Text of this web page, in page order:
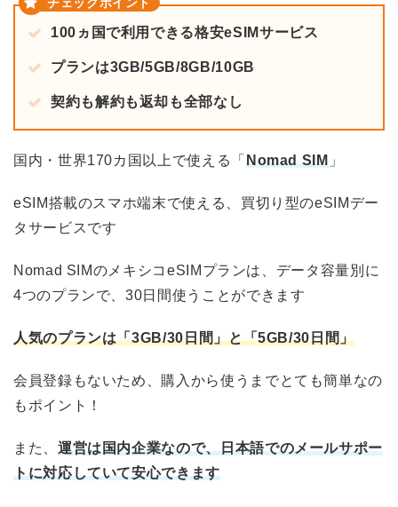
100ヵ国で利用できる格安eSIMサービス
プランは3GB/5GB/8GB/10GB
契約も解約も返却も全部なし
国内・世界170カ国以上で使える「 Nomad SIM」
eSIM搭載のスマホ端末で使える、買切り型のeSIMデー
タサービスです
Nomad SIMのメキシコeSIMプランは、データ容量別に
4つのプランで、30日間使うことができます
人気のプランは「3GB/30日間」と「5GB/30日間」
会員登録もないため、購入から使うまでとても簡単なの
もポイント！
また、 運営は国内企業なので、日本語でのメールサポー
トに対応していて安心できます